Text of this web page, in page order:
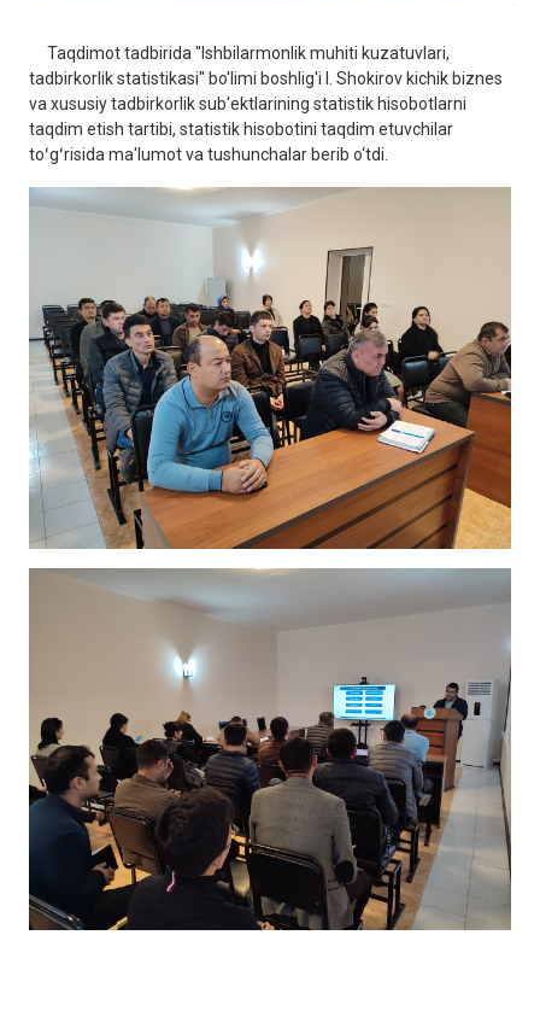
Taqdimot tadbirida "Ishbilarmonlik muhiti kuzatuvlari,
tadbirkorlik statistikasi" bo'limi boshlig'i I. Shokirov kichik biznes
va xususiy tadbirkorlik sub'ektlarining statistik hisobotlarni
taqdim etish tartibi, statistik hisobotini taqdim etuvchilar
toʻgʻrisida ma'lumot va tushunchalar berib o‘tdi.